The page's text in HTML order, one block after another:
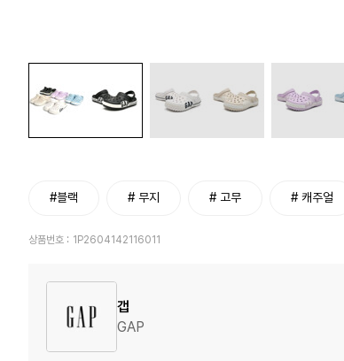
#블랙 # 무지 # 고무 # 캐주얼
상품번호 : 1P2604142116011
갭
GAP